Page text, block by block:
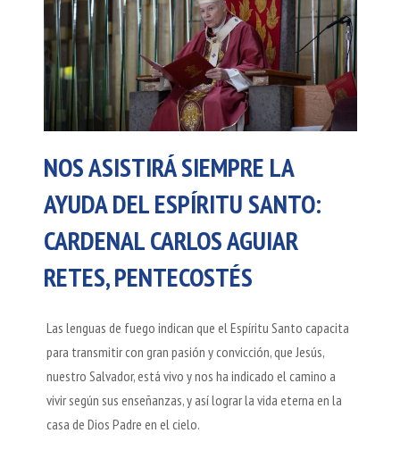
NOS ASISTIRÁ SIEMPRE LA
AYUDA DEL ESPÍRITU SANTO:
CARDENAL CARLOS AGUIAR
RETES, PENTECOSTÉS
Las lenguas de fuego indican que el Espíritu Santo capacita
para transmitir con gran pasión y convicción, que Jesús,
nuestro Salvador, está vivo y nos ha indicado el camino a
vivir según sus enseñanzas, y así lograr la vida eterna en la
casa de Dios Padre en el cielo.